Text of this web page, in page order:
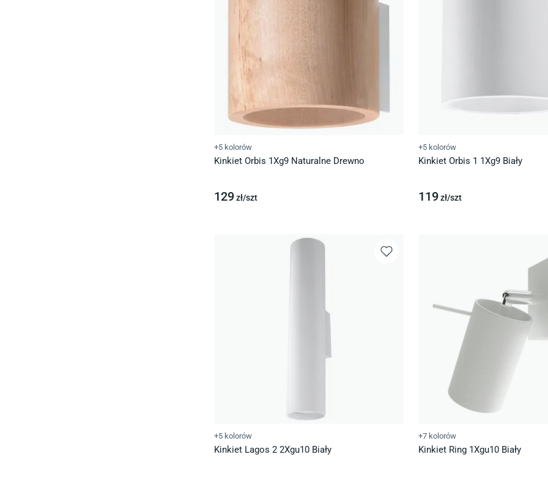
+5 kolorów
Kinkiet Orbis 1Xg9 Naturalne Drewno
129zł/szt
+5 kolorów
Kinkiet Orbis 1 1Xg9 Biały
119zł/szt
+5 kolorów
Kinkiet Lagos 2 2Xgu10 Biały
+7 kolorów
Kinkiet Ring 1Xgu10 Biały